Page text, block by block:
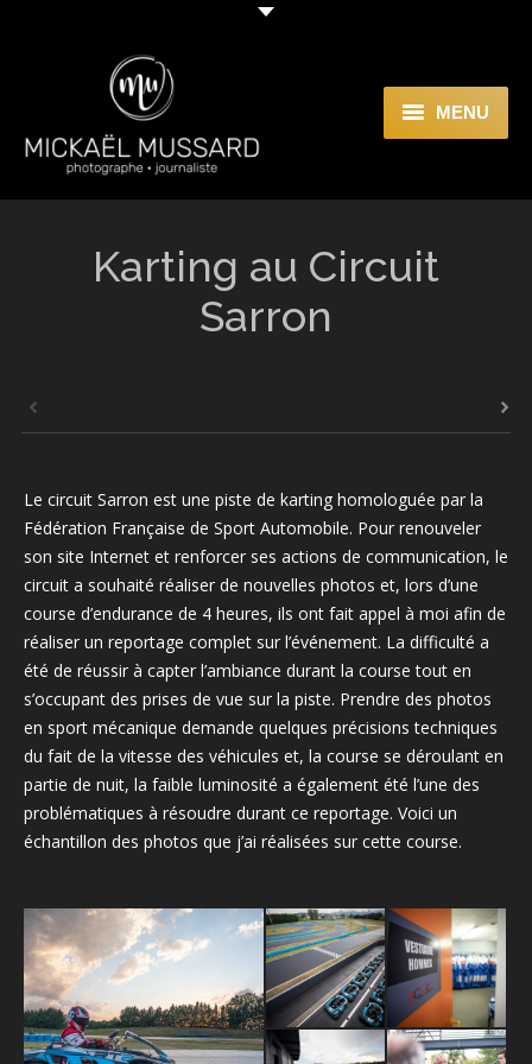
MENU
Accueil
Journalisme / Rédaction
Qui suis-je ?
Karting au Circuit
Sarron
Le circuit Sarron est une piste de karting homologuée par la
Fédération Française de Sport Automobile. Pour renouveler
son site Internet et renforcer ses actions de communication, le
circuit a souhaité réaliser de nouvelles photos et, lors d’une
course d’endurance de 4 heures, ils ont fait appel à moi afin de
réaliser un reportage complet sur l’événement. La difficulté a
été de réussir à capter l’ambiance durant la course tout en
s’occupant des prises de vue sur la piste. Prendre des photos
en sport mécanique demande quelques précisions techniques
du fait de la vitesse des véhicules et, la course se déroulant en
partie de nuit, la faible luminosité a également été l’une des
problématiques à résoudre durant ce reportage. Voici un
échantillon des photos que j’ai réalisées sur cette course.